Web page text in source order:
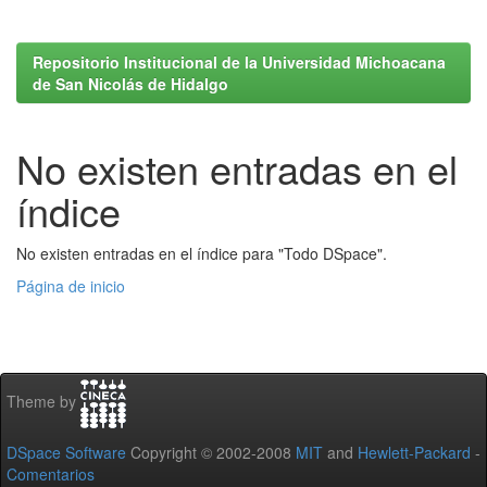
Repositorio Institucional de la Universidad Michoacana
de San Nicolás de Hidalgo
No existen entradas en el
índice
No existen entradas en el índice para "Todo DSpace".
Página de inicio
Theme by
DSpace Software Copyright © 2002-2008 MIT and Hewlett-Packard -
Comentarios